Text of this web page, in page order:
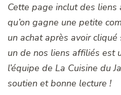
Cette page inclut des
qu’on gagne une petite
un achat après avoir
un de nos liens affiliés est
l’équipe de La Cuisine du
soutien et bonne lecture !